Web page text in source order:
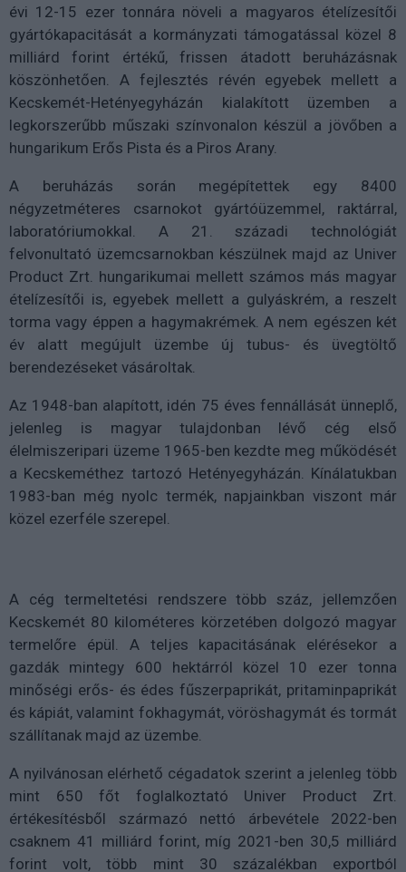
évi 12-15 ezer tonnára növeli a magyaros ételízesítői
gyártókapacitását a kormányzati támogatással közel 8
milliárd forint értékű, frissen átadott beruházásnak
köszönhetően. A fejlesztés révén egyebek mellett a
Kecskemét-Hetényegyházán kialakított üzemben a
legkorszerűbb műszaki színvonalon készül a jövőben a
hungarikum Erős Pista és a Piros Arany.
A beruházás során megépítettek egy 8400
négyzetméteres csarnokot gyártóüzemmel, raktárral,
laboratóriumokkal. A 21. századi technológiát
felvonultató üzemcsarnokban készülnek majd az Univer
Product Zrt. hungarikumai mellett számos más magyar
ételízesítői is, egyebek mellett a gulyáskrém, a reszelt
torma vagy éppen a hagymakrémek. A nem egészen két
év alatt megújult üzembe új tubus- és üvegtöltő
berendezéseket vásároltak.
Az 1948-ban alapított, idén 75 éves fennállását ünneplő,
jelenleg is magyar tulajdonban lévő cég első
élelmiszeripari üzeme 1965-ben kezdte meg működését
a Kecskeméthez tartozó Hetényegyházán. Kínálatukban
1983-ban még nyolc termék, napjainkban viszont már
közel ezerféle szerepel.
A cég termeltetési rendszere több száz, jellemzően
Kecskemét 80 kilométeres körzetében dolgozó magyar
termelőre épül. A teljes kapacitásának elérésekor a
gazdák mintegy 600 hektárról közel 10 ezer tonna
minőségi erős- és édes fűszerpaprikát, pritaminpaprikát
és kápiát, valamint fokhagymát, vöröshagymát és tormát
szállítanak majd az üzembe.
A nyilvánosan elérhető cégadatok szerint a jelenleg több
mint 650 főt foglalkoztató Univer Product Zrt.
értékesítésből származó nettó árbevétele 2022-ben
csaknem 41 milliárd forint, míg 2021-ben 30,5 milliárd
forint volt, több mint 30 százalékban exportból